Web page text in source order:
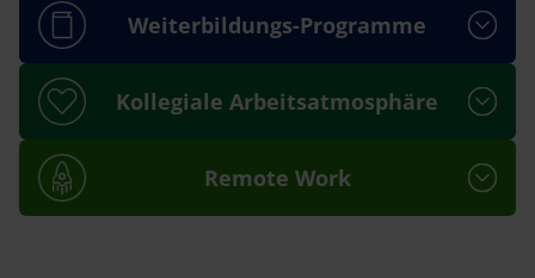
Weiterbildungs-Programme
Kollegiale Arbeitsatmosphäre
Remote Work